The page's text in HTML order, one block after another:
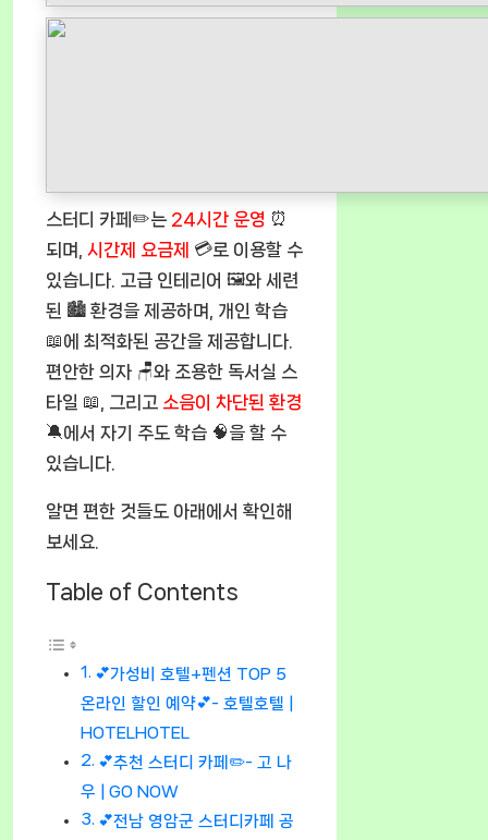
스터디 카페✏️는 24시간 운영 ⏰
되며, 시간제 요금제 💳로 이용할 수
있습니다. 고급 인테리어 🖼️와 세련
된 🏙️ 환경을 제공하며, 개인 학습
📖에 최적화된 공간을 제공합니다.
편안한 의자 🪑와 조용한 독서실 스
타일 📖, 그리고 소음이 차단된 환경
🔕에서 자기 주도 학습 🧠을 할 수
있습니다.
알면 편한 것들도 아래에서 확인해
보세요.
Table of Contents
💕가성비 호텔+펜션 TOP 5
온라인 할인 예약💕- 호텔호텔 |
HOTELHOTEL
💕추천 스터디 카페✏️- 고 나
우 | GO NOW
💕전남 영암군 스터디카페 공